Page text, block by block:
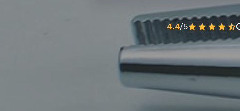
4.4/5